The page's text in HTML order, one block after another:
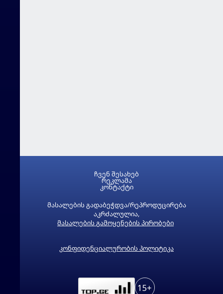
მასალების გადაბეჭდვა/რეპროდუცირება
აკრძალულია,
მასალების გამოყენების პირობები
კონფიდენციალურობის პოლიტიკა
ჩვენ შესახებ
რეკლამა
კონტაქტი